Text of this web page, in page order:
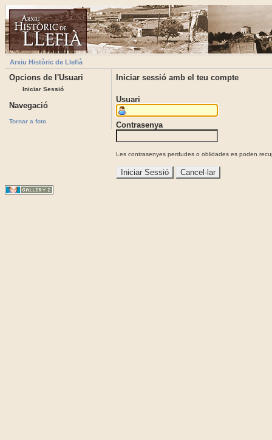
Arxiu Històric de Llefià
Opcions de l'Usuari
Iniciar Sessió
Navegació
Tornar a foto
Iniciar sessió amb el teu compte
Usuari
Contrasenya
Les contrasenyes perdudes o oblidades es poden